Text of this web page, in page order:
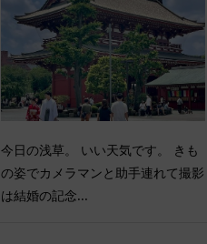
今日の浅草。 いい天気です。 きも
の姿でカメラマンと助手連れて撮影
は結婚の記念...